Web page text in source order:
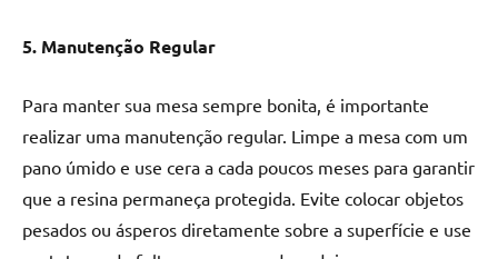
5. Manutenção Regular
Para manter sua mesa sempre bonita, é importante
realizar uma manutenção regular. Limpe a mesa com um
pano úmido e use cera a cada poucos meses para garantir
que a resina permaneça protegida. Evite colocar objetos
pesados ou ásperos diretamente sobre a superfície e use